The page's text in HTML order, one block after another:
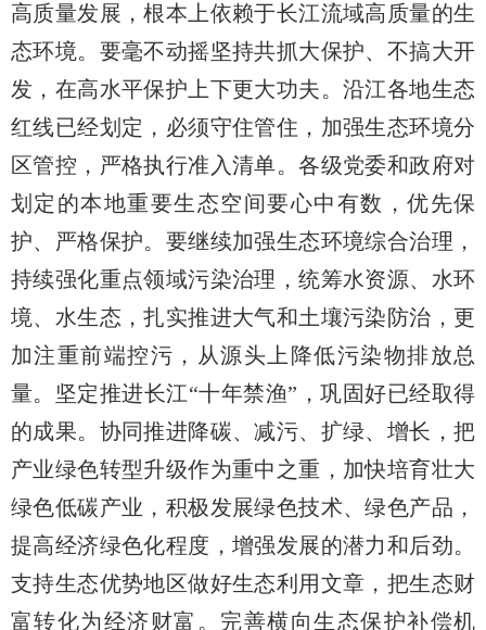
高质量发展，根本上依赖于长江流域高质量的生
态环境。要毫不动摇坚持共抓大保护、不搞大开
发，在高水平保护上下更大功夫。沿江各地生态
红线已经划定，必须守住管住，加强生态环境分
区管控，严格执行准入清单。各级党委和政府对
划定的本地重要生态空间要心中有数，优先保
护、严格保护。要继续加强生态环境综合治理，
持续强化重点领域污染治理，统筹水资源、水环
境、水生态，扎实推进大气和土壤污染防治，更
加注重前端控污，从源头上降低污染物排放总
量。坚定推进长江“十年禁渔”，巩固好已经取得
的成果。协同推进降碳、减污、扩绿、增长，把
产业绿色转型升级作为重中之重，加快培育壮大
绿色低碳产业，积极发展绿色技术、绿色产品，
提高经济绿色化程度，增强发展的潜力和后劲。
支持生态优势地区做好生态利用文章，把生态财
富转化为经济财富。完善横向生态保护补偿机